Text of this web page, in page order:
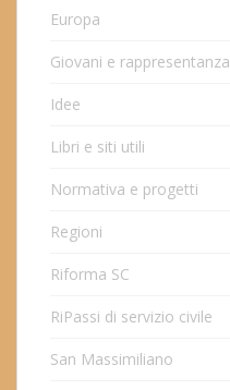
Europa
Giovani e rappresentanza
Idee
Libri e siti utili
Normativa e progetti
Regioni
Riforma SC
RiPassi di servizio civile
San Massimiliano